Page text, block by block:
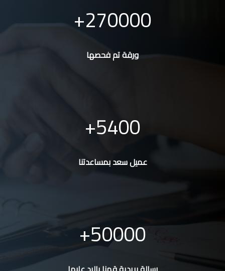
270000
ورقة تم فحصها
5400
عميل سعد بمساعدتنا
50000